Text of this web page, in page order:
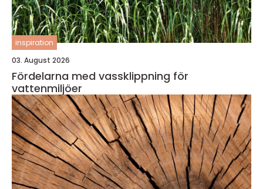
inspiration
03. August 2026
Fördelarna med vassklippning för
vattenmiljöer